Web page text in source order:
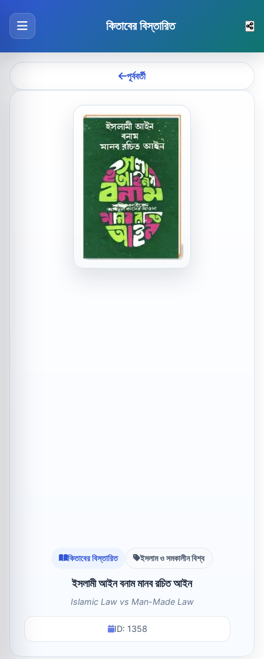
কিতাবের বিস্তারিত
পূর্ববর্তী
কিতাবের বিস্তারিত ইসলাম ও সমকালীন বিশ্ব
ইসলামী আইন বনাম মানব রচিত আইন
Islamic Law vs Man-Made Law
ID: 1358